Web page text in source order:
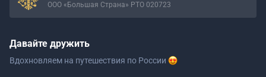
ООО «Большая Страна» РТО 020723
Давайте дружить
Вдохновляем на путешествия по России